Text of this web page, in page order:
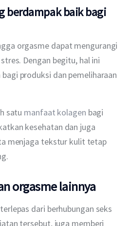
berdampak baik bagi
orgasme dapat mengurangi
Dengan begitu, hal ini
produksi dan pemeliharaan
satu manfaat kolagen bagi
kesehatan dan juga
menjaga tekstur kulit tetap
orgasme lainnya
dari berhubungan seks
tersebut, juga memberi